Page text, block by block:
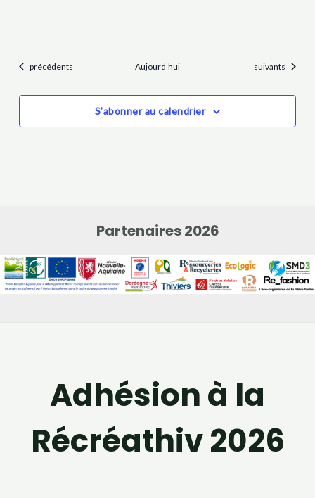
Évènements
précédents Aujourd’hui Évènements
suivants
S’abonner au calendrier
Partenaires 2026
Adhésion à la
Récréathiv 2026